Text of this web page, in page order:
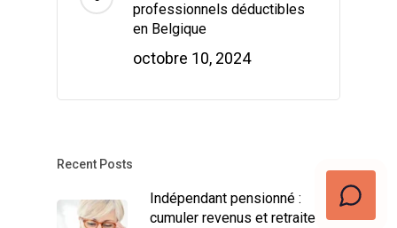
professionnels déductibles
en Belgique
octobre 10, 2024
Recent Posts
Indépendant pensionné :
cumuler revenus et retraite